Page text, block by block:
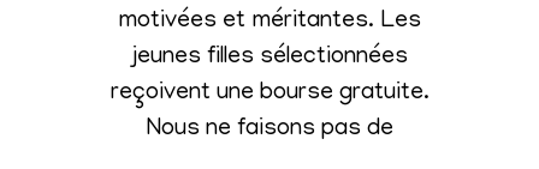
motivées et méritantes. Les
jeunes filles sélectionnées
reçoivent une bourse gratuite.
Nous ne faisons pas de